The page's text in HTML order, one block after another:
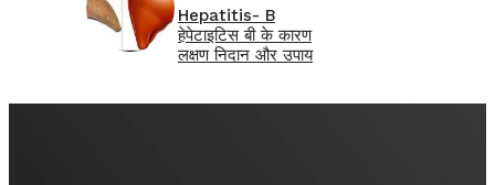
Hepatitis- B
हेपेटाइटिस बी के कारण
लक्षण निदान और उपाय